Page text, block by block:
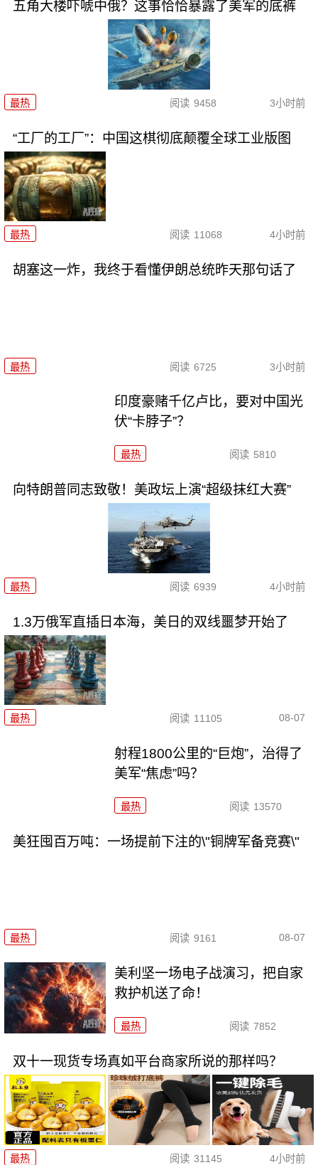
五角大楼吓唬中俄？这事恰恰暴露了美军的底裤
最热 阅读 9458 3小时前
“工厂的工厂”：中国这棋彻底颠覆全球工业版图
最热 阅读 11068 4小时前
胡塞这一炸，我终于看懂伊朗总统昨天那句话了
最热 阅读 6725 3小时前
印度豪赌千亿卢比，要对中国光
伏“卡脖子”？
最热 阅读 5810
向特朗普同志致敬！美政坛上演“超级抹红大赛”
最热 阅读 6939 4小时前
1.3万俄军直插日本海，美日的双线噩梦开始了
最热 阅读 11105 08-07
射程1800公里的“巨炮”，治得了
美军“焦虑”吗？
最热 阅读 13570
美狂囤百万吨：一场提前下注的\"铜牌军备竞赛\"
最热 阅读 9161 08-07
美利坚一场电子战演习，把自家
救护机送了命！
最热 阅读 7852
双十一现货专场真如平台商家所说的那样吗？
最热 阅读 31145 4小时前